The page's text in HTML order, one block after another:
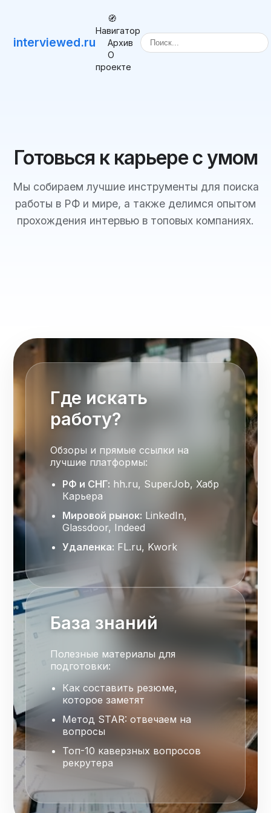
interviewed.ru
🧭
Навигатор
Архив
О
проекте
Готовься к карьере с умом
Мы собираем лучшие инструменты для поиска
работы в РФ и мире, а также делимся опытом
прохождения интервью в топовых компаниях.
Где искать
работу?
Обзоры и прямые ссылки на
лучшие платформы:
РФ и СНГ: hh.ru, SuperJob, Хабр
Карьера
Мировой рынок: LinkedIn,
Glassdoor, Indeed
Удаленка: FL.ru, Kwork
База знаний
Полезные материалы для
подготовки:
Как составить резюме,
которое заметят
Метод STAR: отвечаем на
вопросы
Топ-10 каверзных вопросов
рекрутера